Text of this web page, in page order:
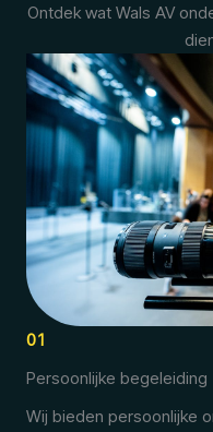
Ontdek wat Wals AV
01
Persoonlijke begeleiding
Wij bieden persoonlijke